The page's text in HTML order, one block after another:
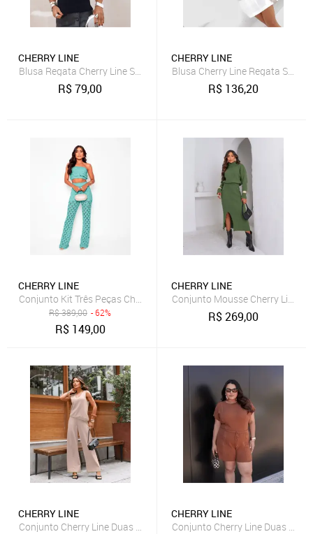
CHERRY LINE
Blusa Regata Cherry Line Sem Mangas Gola Alta Tricot Trança Azul
R$79,00
CHERRY LINE
Blusa Cherry Line Regata Sem
R$ 136,20
CHERRY LINE
Conjunto Kit Três Peças Cherry Line Top Faixa Cropped Calça
R$389,00 - 62%
R$ 149,00
CHERRY LINE
Conjunto Mousse Cherry Line
R$269,00
CHERRY LINE
Conjunto Cherry Line Duas Peças Blusa Assimetrica Sem Manga
CHERRY LINE
Conjunto Cherry Line Duas